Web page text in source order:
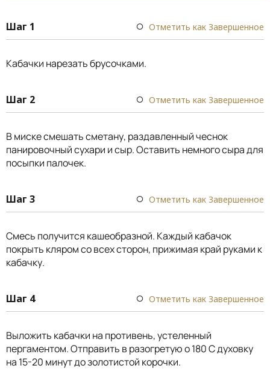
Шаг 1 Отметить как Завершенное
Кабачки нарезать брусочками.
Шаг 2 Отметить как Завершенное
В миске смешать сметану, раздавленный чеснок
панировочный сухари и сыр. Оставить немного сыра для
посыпки палочек.
Шаг 3 Отметить как Завершенное
Смесь получится кашеобразной. Каждый кабачок
покрыть кляром со всех сторон, прижимая край руками к
кабачку.
Шаг 4 Отметить как Завершенное
Выложить кабачки на противень, устеленный
пергаментом. Отправить в разогретую о 180 С духовку
на 15-20 минут до золотистой корочки.